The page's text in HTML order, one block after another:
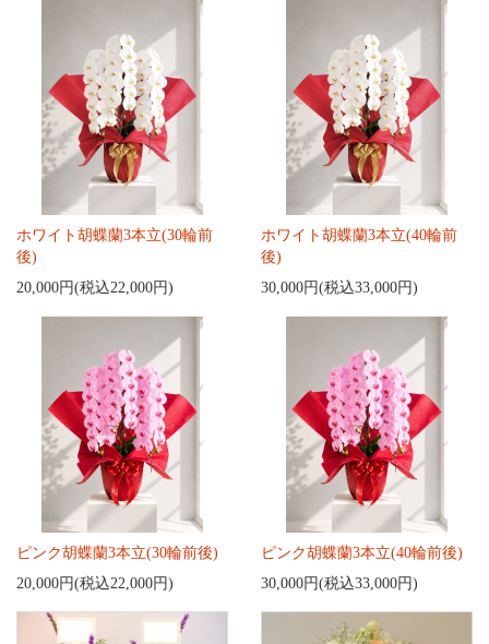
ホワイト胡蝶蘭3本立(30輪前
後)
20,000円(税込22,000円)
ホワイト胡蝶蘭3本立(40輪前
後)
30,000円(税込33,000円)
ピンク胡蝶蘭3本立(30輪前後)
20,000円(税込22,000円)
ピンク胡蝶蘭3本立(40輪前後)
30,000円(税込33,000円)